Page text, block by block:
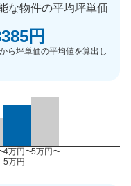
な物件の平均坪単価
円
ら坪単価の平均値を算出し
4万円〜
5万円
5万円〜